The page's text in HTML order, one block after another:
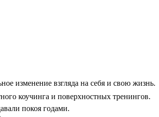
изменение взгляда на себя и свою жизнь.
коучинга и поверхностных тренингов.
покоя годами.